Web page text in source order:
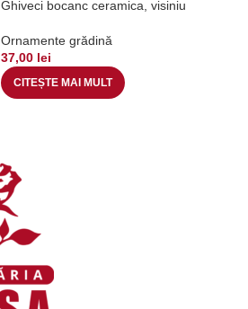
Ghiveci bocanc ceramica, visiniu
Ornamente grădină
37,00 lei
CITEȘTE MAI MULT